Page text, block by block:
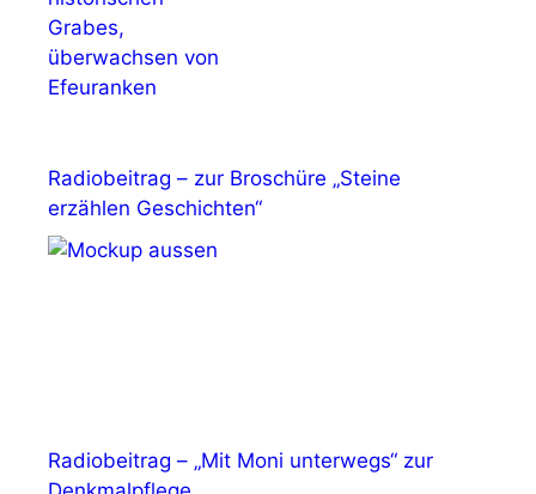
Radiobeitrag – zur Broschüre „Steine
erzählen Geschichten“
Radiobeitrag – „Mit Moni unterwegs“ zur